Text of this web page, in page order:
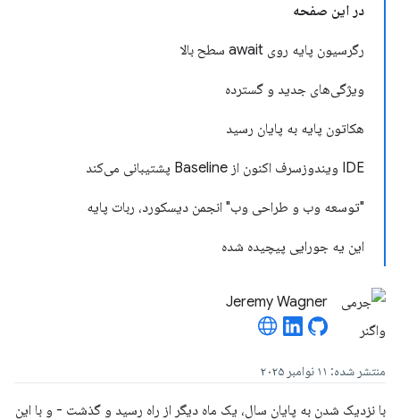
در این صفحه
رگرسیون پایه روی await سطح بالا
ویژگی‌های جدید و گسترده
هکاتون پایه به پایان رسید
IDE ویندوزسرف اکنون از Baseline پشتیبانی می‌کند
"توسعه وب و طراحی وب" انجمن دیسکورد، ربات پایه
این یه جورایی پیچیده شده
Jeremy Wagner
منتشر شده: ۱۱ نوامبر ۲۰۲۵
با نزدیک شدن به پایان سال، یک ماه دیگر از راه رسید و گذشت - و با این